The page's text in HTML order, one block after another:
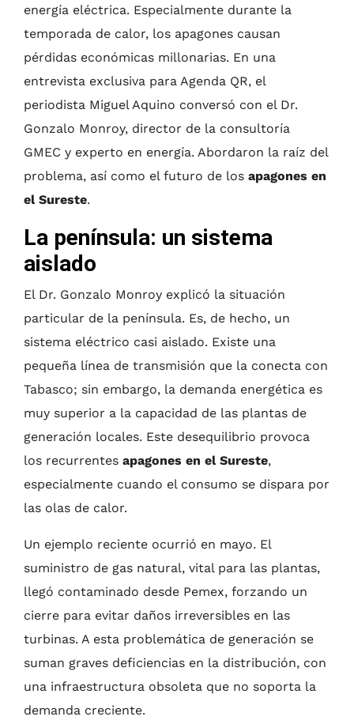
energía eléctrica. Especialmente durante la
temporada de calor, los apagones causan
pérdidas económicas millonarias. En una
entrevista exclusiva para Agenda QR, el
periodista Miguel Aquino conversó con el Dr.
Gonzalo Monroy, director de la consultoría
GMEC y experto en energía. Abordaron la raíz del
problema, así como el futuro de los apagones en
el Sureste.
La península: un sistema
aislado
El Dr. Gonzalo Monroy explicó la situación
particular de la península. Es, de hecho, un
sistema eléctrico casi aislado. Existe una
pequeña línea de transmisión que la conecta con
Tabasco; sin embargo, la demanda energética es
muy superior a la capacidad de las plantas de
generación locales. Este desequilibrio provoca
los recurrentes apagones en el Sureste,
especialmente cuando el consumo se dispara por
las olas de calor.
Un ejemplo reciente ocurrió en mayo. El
suministro de gas natural, vital para las plantas,
llegó contaminado desde Pemex, forzando un
cierre para evitar daños irreversibles en las
turbinas. A esta problemática de generación se
suman graves deficiencias en la distribución, con
una infraestructura obsoleta que no soporta la
demanda creciente.